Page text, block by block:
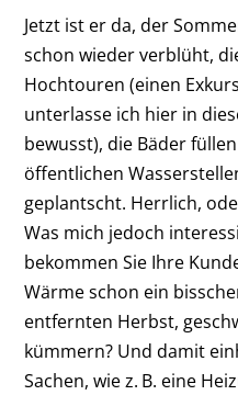
Jetzt ist er da, der
schon wieder verblüht,
Hochtouren (einen
unterlasse ich hier in
bewusst), die Bäder
öffentlichen
geplantscht. Herrlich,
Was mich jedoch
bekommen Sie Ihre
Wärme schon ein
entfernten Herbst,
kümmern? Und damit
Sachen, wie z. B. eine